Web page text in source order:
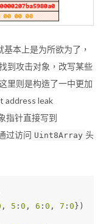
本上是为所欲为了，
到攻击对象，改写某些
里则是构造了一中更加
address leak
指针直接写到
过访问 Uint8Array 头
, 5 : 0 , 6 : 0 , 7 : 0 })